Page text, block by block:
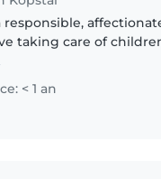
responsible,
taking care of
< 1 an